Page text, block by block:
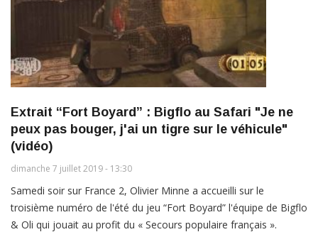
Extrait “Fort Boyard” : Bigflo au Safari "Je ne
peux pas bouger, j'ai un tigre sur le véhicule"
(vidéo)
dimanche 7 juillet 2019 - 13:30
Samedi soir sur France 2, Olivier Minne a accueilli sur le
troisième numéro de l'été du jeu “Fort Boyard” l'équipe de Bigflo
& Oli qui jouait au profit du « Secours populaire français ».